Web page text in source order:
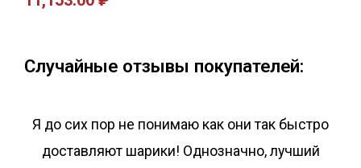
Случайные отзывы покупателей:
Я до сих пор не понимаю как они так быстро
доставляют шарики! Однозначно, лучший